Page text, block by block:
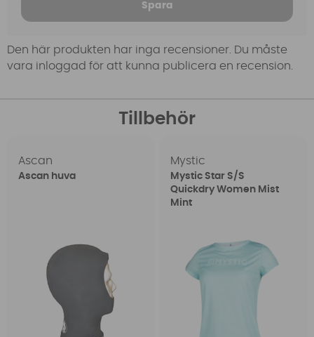
Spara
Den här produkten har inga recensioner. Du måste
vara inloggad för att kunna publicera en recension.
Tillbehör
Ascan
Ascan huva
Mystic
Mystic Star S/S
Quickdry Women Mist
Mint